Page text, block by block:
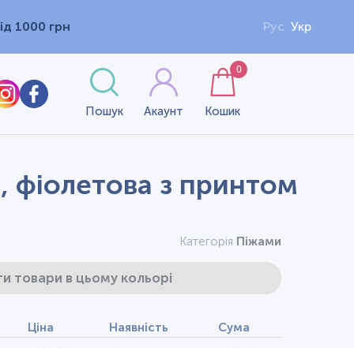
1000 грн Рус Укр
Пошук Акаунт Кошик
0
фіолетова з принтом
Категорія Піжами
товари в цьому кольорі
Ціна Наявність Сума